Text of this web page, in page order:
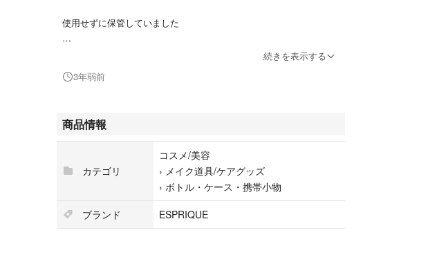
使用せずに保管していました
タイプ···その他ファンデーション
続きを表示する
3年弱前
商品情報
カテゴリ
コスメ/美容
› メイク道具/ケアグッズ
› ボトル・ケース・携帯小物
ブランド
ESPRIQUE